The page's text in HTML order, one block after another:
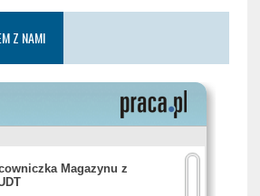
Z NAMI